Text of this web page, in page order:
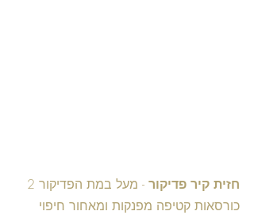
חזית קיר פדיקור
כורסאות קטיפה מפנקות ומאחור חיפוי